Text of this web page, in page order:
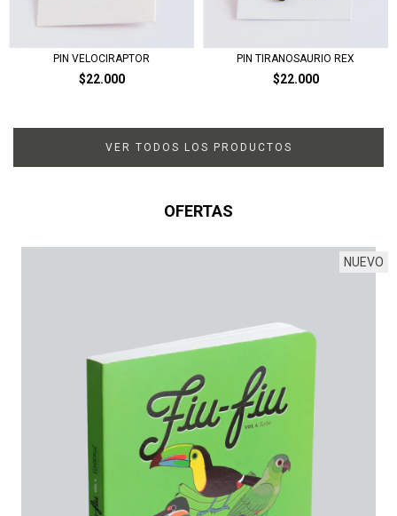
PIN VELOCIRAPTOR
$22.000
PIN TIRANOSAURIO REX
$22.000
VER TODOS LOS PRODUCTOS
OFERTAS
NUEVO